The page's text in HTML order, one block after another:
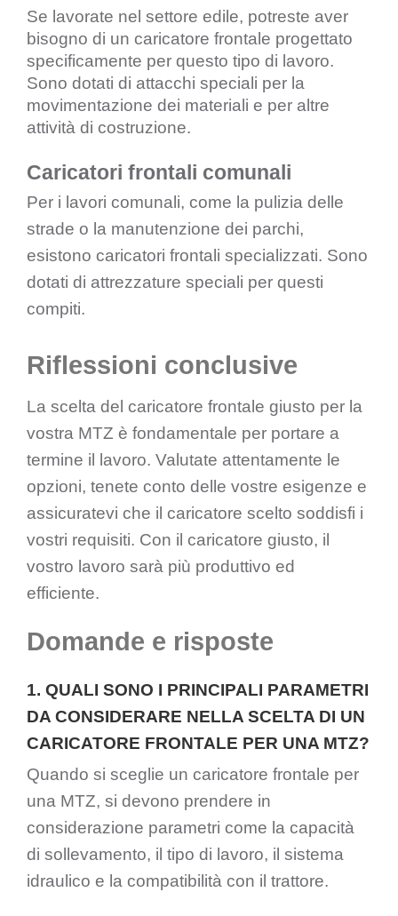
Se lavorate nel settore edile, potreste aver
bisogno di un caricatore frontale progettato
specificamente per questo tipo di lavoro.
Sono dotati di attacchi speciali per la
movimentazione dei materiali e per altre
attività di costruzione.
Caricatori frontali comunali
Per i lavori comunali, come la pulizia delle
strade o la manutenzione dei parchi,
esistono caricatori frontali specializzati. Sono
dotati di attrezzature speciali per questi
compiti.
Riflessioni conclusive
La scelta del caricatore frontale giusto per la
vostra MTZ è fondamentale per portare a
termine il lavoro. Valutate attentamente le
opzioni, tenete conto delle vostre esigenze e
assicuratevi che il caricatore scelto soddisfi i
vostri requisiti. Con il caricatore giusto, il
vostro lavoro sarà più produttivo ed
efficiente.
Domande e risposte
1. QUALI SONO I PRINCIPALI PARAMETRI
DA CONSIDERARE NELLA SCELTA DI UN
CARICATORE FRONTALE PER UNA MTZ?
Quando si sceglie un caricatore frontale per
una MTZ, si devono prendere in
considerazione parametri come la capacità
di sollevamento, il tipo di lavoro, il sistema
idraulico e la compatibilità con il trattore.